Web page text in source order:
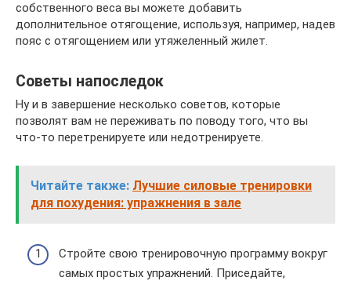
собственного веса вы можете добавить
дополнительное отягощение, используя, например, надев
пояс с отягощением или утяжеленный жилет.
Советы напоследок
Ну и в завершение несколько советов, которые
позволят вам не переживать по поводу того, что вы
что-то перетренируете или недотренируете.
Читайте также: Лучшие силовые тренировки
для похудения: упражнения в зале
Стройте свою тренировочную программу вокруг
самых простых упражнений. Приседайте,